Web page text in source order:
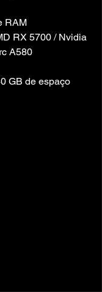
RAM
RX 5700 / Nvidia
A580
GB de espaço